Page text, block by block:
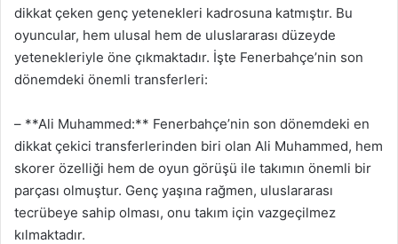
dikkat çeken genç yetenekleri kadrosuna katmıştır. Bu
oyuncular, hem ulusal hem de uluslararası düzeyde
yetenekleriyle öne çıkmaktadır. İşte Fenerbahçe’nin son
dönemdeki önemli transferleri:
– **Ali Muhammed:** Fenerbahçe’nin son dönemdeki en
dikkat çekici transferlerinden biri olan Ali Muhammed, hem
skorer özelliği hem de oyun görüşü ile takımın önemli bir
parçası olmuştur. Genç yaşına rağmen, uluslararası
tecrübeye sahip olması, onu takım için vazgeçilmez
kılmaktadır.